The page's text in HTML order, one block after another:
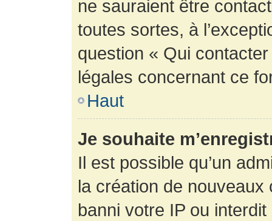
ne sauraient être
toutes sortes, à
question « Qui
légales concernant ce
Haut
Je souhaite
Il est possible qu’un
la création de
banni votre IP ou